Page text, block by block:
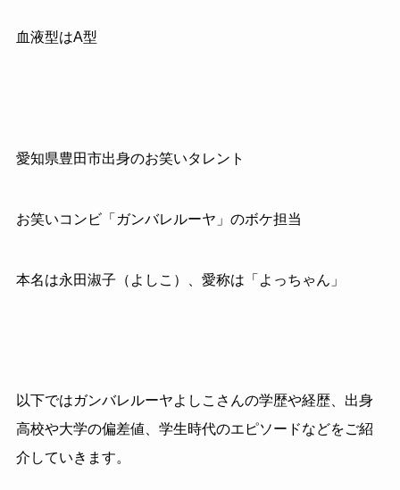
血液型はA型
愛知県豊田市出身のお笑いタレント
お笑いコンビ「ガンバレルーヤ」のボケ担当
本名は永田淑子（よしこ）、愛称は「よっちゃん」
以下ではガンバレルーヤよしこさんの学歴や経歴、出身
高校や大学の偏差値、学生時代のエピソードなどをご紹
介していきます。